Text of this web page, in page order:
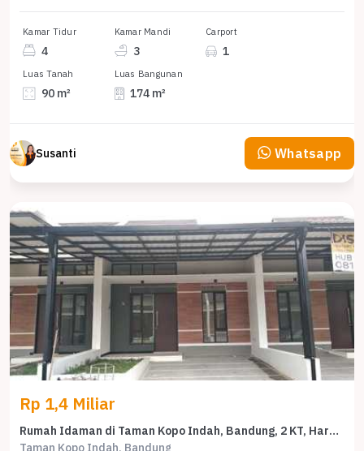
Kamar Tidur
4
Kamar Mandi
3
Carport
1
Luas Tanah
90 m²
Luas Bangunan
174 m²
Susanti Whatsapp
Rp 1,4 Miliar
Rumah Idaman di Taman Kopo Indah, Bandung, 2 KT, Harga 1,4 Miliar
Taman Kopo Indah, Bandung